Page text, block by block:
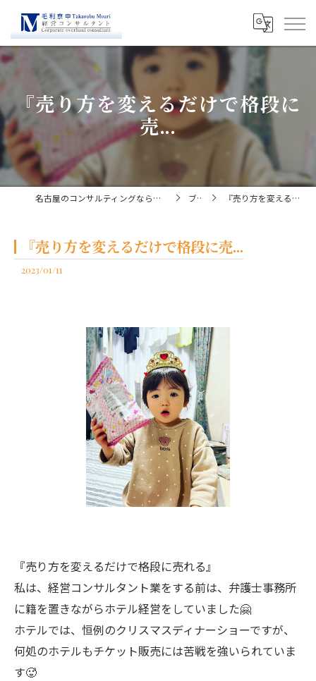
『売り方を変えるだけで格段に
売...
名古屋のコンサルティングなら経営コンサルタント毛利京申 ブログ 『売り方を変えるだけで格段に売...
『売り方を変えるだけで格段に売...
2023/01/11
『売り方を変えるだけで格段に売れる』
私は、経営コンサルタント業をする前は、弁護士事務所
に籍を置きながらホテル経営をしていました🤗
ホテルでは、恒例のクリスマスディナーショーですが、
何処のホテルもチケット販売には苦戦を強いられていま
す🥵